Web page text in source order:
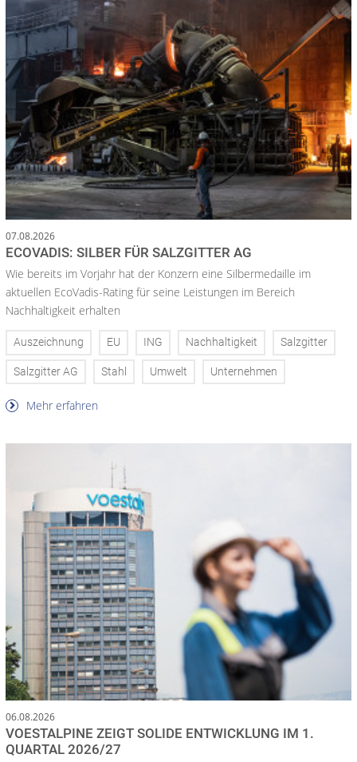
07.08.2026
ECOVADIS: SILBER FÜR SALZGITTER AG
Wie bereits im Vorjahr hat der Konzern eine Silbermedaille im
aktuellen EcoVadis-Rating für seine Leistungen im Bereich
Nachhaltigkeit erhalten
Auszeichnung EU ING Nachhaltigkeit Salzgitter
Salzgitter AG Stahl Umwelt Unternehmen
Mehr erfahren
06.08.2026
VOESTALPINE ZEIGT SOLIDE ENTWICKLUNG IM 1.
QUARTAL 2026/27